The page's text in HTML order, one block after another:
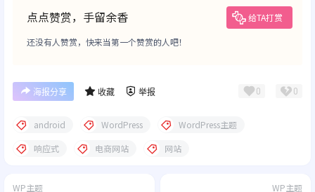
点点赞赏，手留余香 给TA打赏
还没有人赞赏，快来当第一个赞赏的人吧！
海报分享 收藏 举报 0 0
android WordPress
WordPress主题
响应式
电商网站 网站
WP主题 WP主题